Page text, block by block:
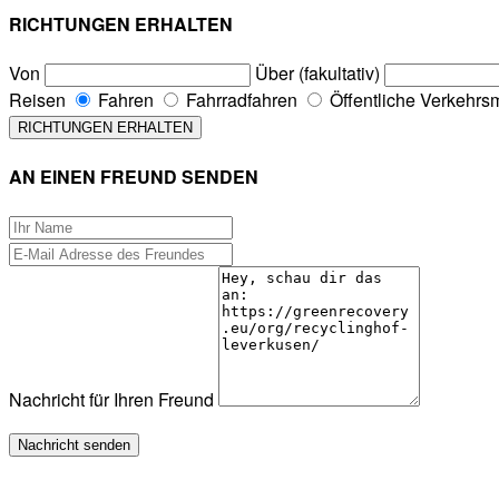
RICHTUNGEN ERHALTEN
Von
Über (fakultativ)
Reisen
Fahren Fahrradfahren Öffentliche
AN EINEN FREUND SENDEN
Nachricht für Ihren Freund